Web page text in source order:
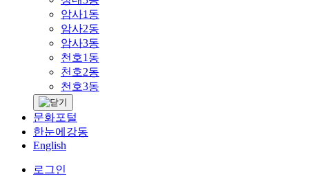
암사1동
암사2동
암사3동
천호1동
천호2동
천호3동
문화포털
한눈에강동
English
로그인